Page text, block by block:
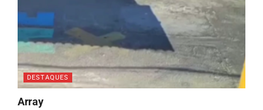
DESTAQUES
Array